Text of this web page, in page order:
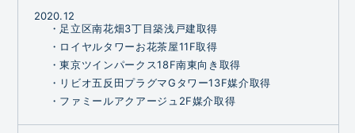
2020.12
・足立区南花畑3丁目築浅戸建取得
・ロイヤルタワーお花茶屋11F取得
・東京ツインパークス18F南東向き取得
・リビオ五反田プラグマGタワー13F媒介取得
・ファミールアクアージュ2F媒介取得